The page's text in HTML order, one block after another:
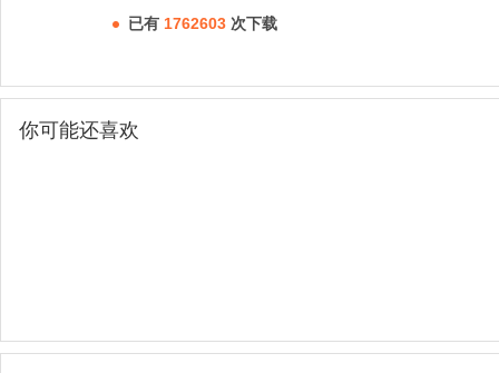
已有 1762603 次下载
你可能还喜欢